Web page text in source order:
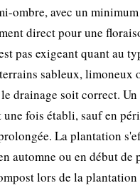
ombre, avec un
direct pour une
pas exigeant quant au
sableux, limoneux
drainage soit correct. Un
une fois établi, sauf en
La plantation
automne ou en début de
lors de la